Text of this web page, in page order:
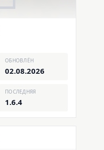
ОБНОВЛЁН
02.08.2026
ПОСЛЕДНЯЯ
1.6.4